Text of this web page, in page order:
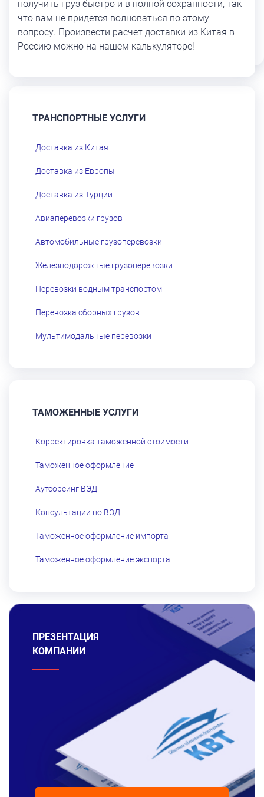
получить груз быстро и в полной сохранности, так
что вам не придется волноваться по этому
вопросу. Произвести расчет доставки из Китая в
Россию можно на нашем калькуляторе!
ТРАНСПОРТНЫЕ УСЛУГИ
Доставка из Китая
Доставка из Европы
Доставка из Турции
Авиаперевозки грузов
Автомобильные грузоперевозки
Железнодорожные грузоперевозки
Перевозки водным транспортом
Перевозка сборных грузов
Мультимодальные перевозки
ТАМОЖЕННЫЕ УСЛУГИ
Корректировка таможенной стоимости
Таможенное оформление
Аутсорсинг ВЭД
Консультации по ВЭД
Таможенное оформление импорта
Таможенное оформление экспорта
ПРЕЗЕНТАЦИЯ
КОМПАНИИ